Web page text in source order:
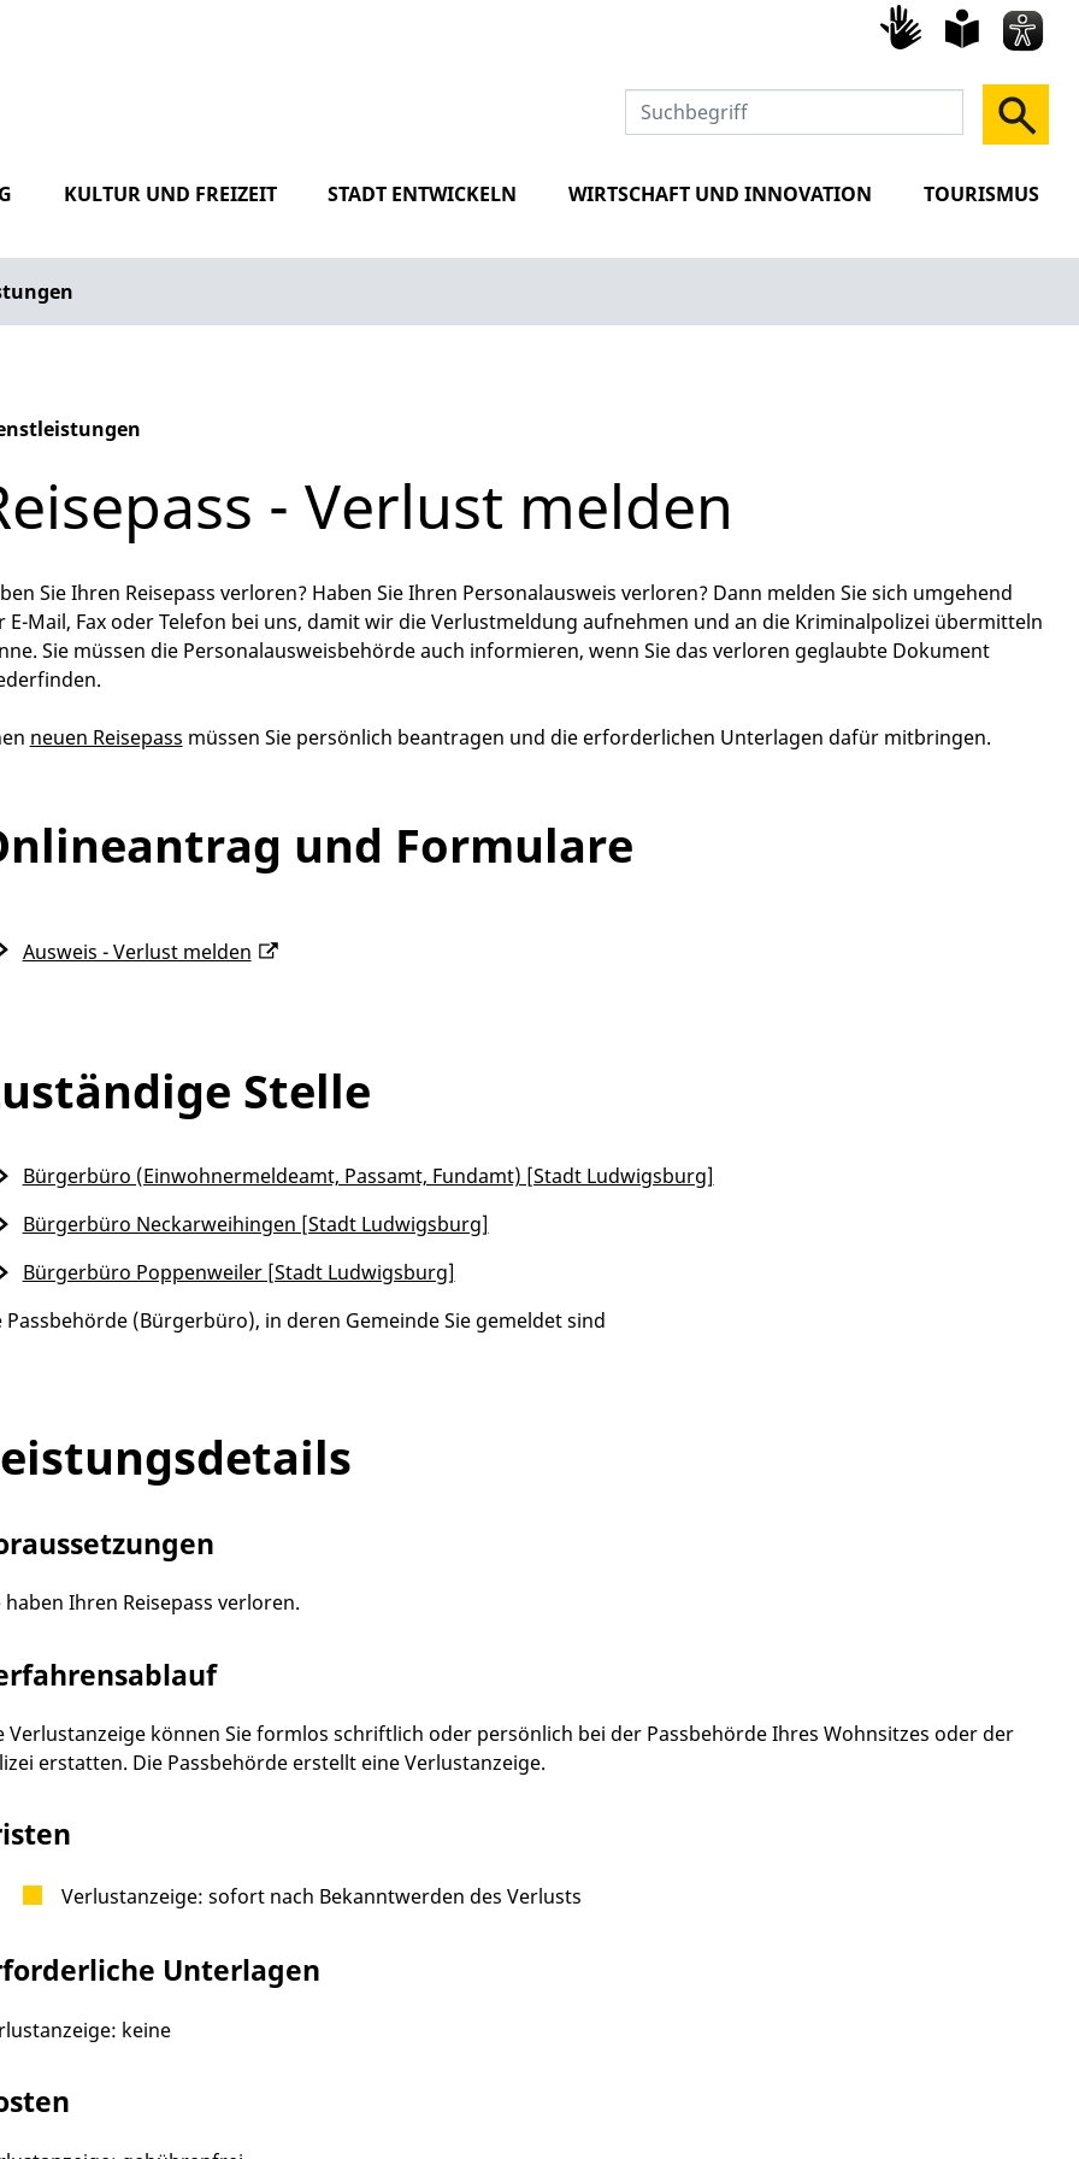
KULTUR UND FREIZEIT STADT ENTWICKELN WIRTSCHAFT UND INNOVATION TOURISMUS
- Verlust melden
Sie Ihren Reisepass verloren? Haben Sie Ihren Personalausweis verloren? Dann melden Sie sich umgehend
E-Mail, Fax oder Telefon bei uns, damit wir die Verlustmeldung aufnehmen und an die Kriminalpolizei übermitteln
Sie müssen die Personalausweisbehörde auch informieren, wenn Sie das verloren geglaubte Dokument
neuen Reisepass müssen Sie persönlich beantragen und die erforderlichen Unterlagen dafür mitbringen.
und Formulare
Ausweis - Verlust melden
Stelle
Passbehörde (Bürgerbüro), in deren Gemeinde Sie gemeldet sind
Bürgerbüro (Einwohnermeldeamt, Passamt, Fundamt) [Stadt Ludwigsburg]
Bürgerbüro Neckarweihingen [Stadt Ludwigsburg]
Bürgerbüro Poppenweiler [Stadt Ludwigsburg]
haben Ihren Reisepass verloren.
Verlustanzeige können Sie formlos schriftlich oder persönlich bei der Passbehörde Ihres Wohnsitzes oder der
erstatten. Die Passbehörde erstellt eine Verlustanzeige.
Verlustanzeige: sofort nach Bekanntwerden des Verlusts
Unterlagen
keine